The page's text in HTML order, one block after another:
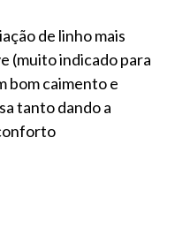
de linho mais
(muito indicado para
bom caimento e
tanto dando a